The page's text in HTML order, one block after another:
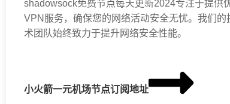
shadowsock免费节点每天更新2024专注于提供
VPN服务，确保您的网络活动安全无忧。我们的
术团队始终致力于提升网络安全性能。
小火箭一元机场节点订阅地址